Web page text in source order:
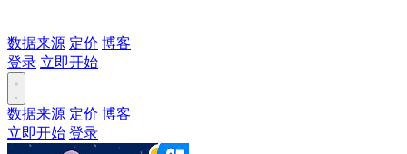
数据来源 定价 博客
登录 立即开始
数据来源 定价 博客
立即开始 登录